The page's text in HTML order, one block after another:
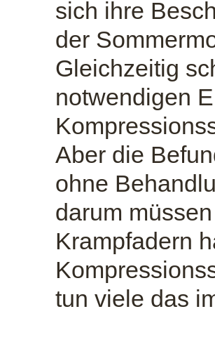
sich ihre
der
Gleichzeitig
notwendigen
Aber die
ohne
darum
Krampfadern
tun viele das